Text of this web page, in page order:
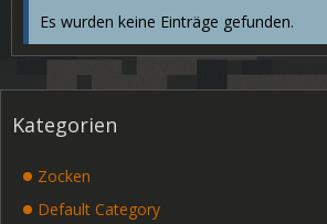
Es wurden keine Einträge gefunden.
Kategorien
Zocken
Default Category